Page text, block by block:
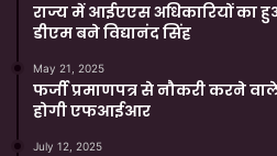
राज्य में आईएएस अधिकारियों का
डीएम बने विद्यानंद सिंह
May 21, 2025
फर्जी प्रमाणपत्र से नौकरी करने
होगी एफआईआर
July 12, 2025